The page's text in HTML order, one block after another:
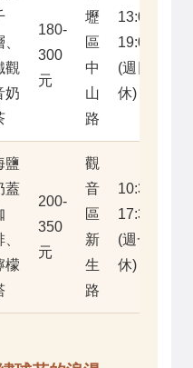
、
觀
奶
180-
300
元
壢
區
中
山
路
13:00-
19:00
(週日
休)
鹽
蓋
檬
200-
350
元
觀
音
區
新
生
路
10:30-
17:30
(週一
休)